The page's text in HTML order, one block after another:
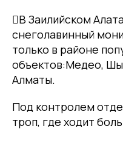
В Заилийском
снеголавинный
только в районе
объектов:Медео,
Алматы.
Под контролем
троп, где ходит